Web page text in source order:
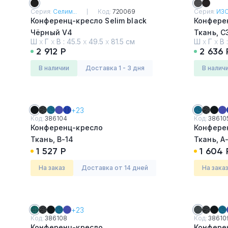
Серия: Селим... Код: 720069
Конференц-кресло Selim black
Чёрный V4
Ш х Г х В : 45.5 х 49.5 х 81.5 см
2 912 Р
в наличии Доставка 1 - 3 дня
Серия:
Ткань,
Ш х Г х В :
2 636
в
+23
Код:386104
Конференц-кресло
Ткань, В-14
1 527 Р
На заказ Доставка от 14 дней
Код:
Ткань,
1 604
На заказ
+23
Код:386108 Код:
Тумбы офисные
Офисные шкафы
Офисные диваны
мебель
Обеденная зона
Искусственные растения